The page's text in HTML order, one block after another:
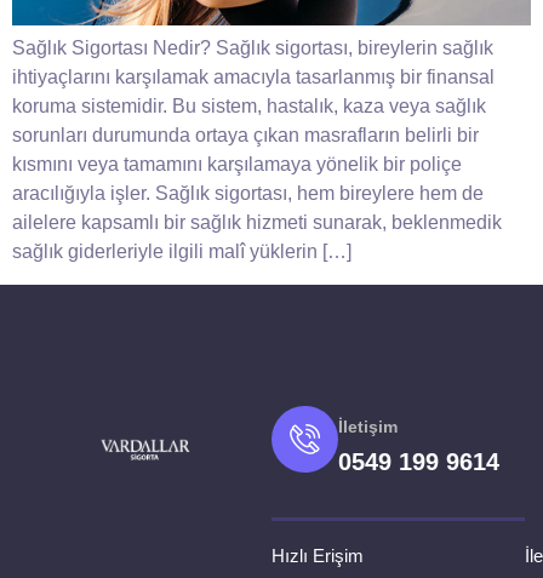
Sağlık Sigortası Nedir? Sağlık sigortası, bireylerin sağlık
ihtiyaçlarını karşılamak amacıyla tasarlanmış bir finansal
koruma sistemidir. Bu sistem, hastalık, kaza veya sağlık
sorunları durumunda ortaya çıkan masrafların belirli bir
kısmını veya tamamını karşılamaya yönelik bir poliçe
aracılığıyla işler. Sağlık sigortası, hem bireylere hem de
ailelere kapsamlı bir sağlık hizmeti sunarak, beklenmedik
sağlık giderleriyle ilgili malî yüklerin […]
İletişim
0549 199 9614
Hızlı Erişim